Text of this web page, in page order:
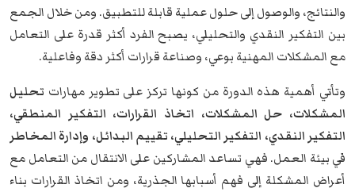
والنتائج، والوصول إلى حلول عملية قابلة للتطبيق. ومن خلال الجمع
بين التفكير النقدي والتحليلي، يصبح الفرد أكثر قدرة على التعامل
مع المشكلات المهنية بوعي، وصناعة قرارات أكثر دقة وفاعلية.
وتأتي أهمية هذه الدورة من كونها تركز على تطوير مهارات تحليل
المشكلات، حل المشكلات، اتخاذ القرارات، التفكير المنطقي،
التفكير النقدي، التفكير التحليلي، تقييم البدائل، وإدارة المخاطر
في بيئة العمل. فهي تساعد المشاركين على الانتقال من التعامل مع
أعراض المشكلة إلى فهم أسبابها الجذرية، ومن اتخاذ القرارات بناء